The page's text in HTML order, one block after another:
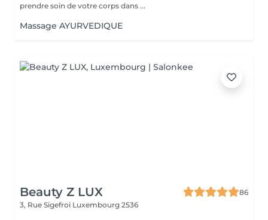
prendre soin de votre corps dans ...
Massage AYURVEDIQUE
Beauty Z LUX
86
3, Rue Sigefroi Luxembourg 2536